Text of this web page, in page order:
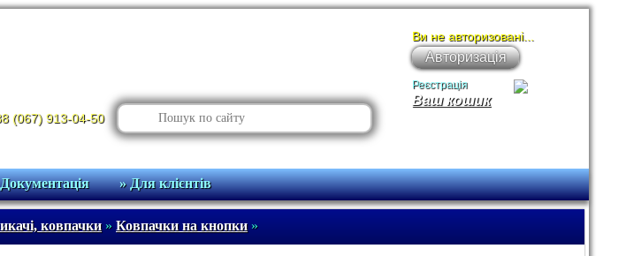
(067) 913-04-50
Ваш кошик
Ви не авторизовані...
Авторизація
Реєстрація
» Для клієнтів
ковпачки» Ковпачки на кнопки»